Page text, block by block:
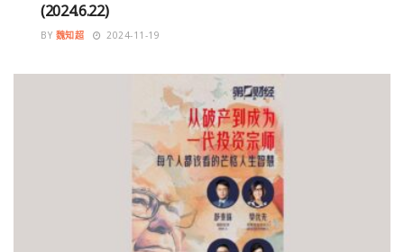
(2024.6.22)
BY 魏知超 2024-11-19